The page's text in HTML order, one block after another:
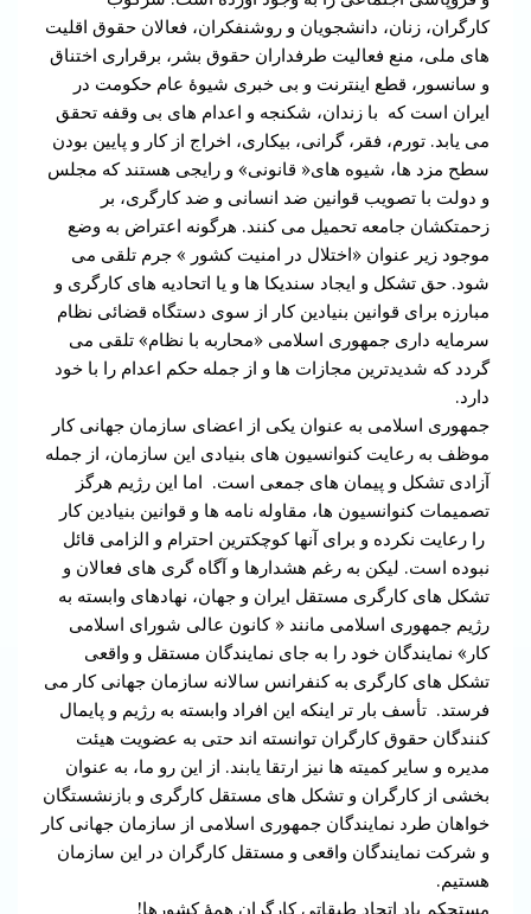
کارگران، زنان، دانشجویان و روشنفکران، فعالان حقوق اقلیت
های ملی، منع فعالیت طرفداران حقوق بشر، برقراری اختناق
و سانسور، قطع اینترنت و بی خبری شیوۀ عام حکومت در
ایران است که با زندان، شکنجه و اعدام های بی وقفه تحقق
می یابد. تورم، فقر، گرانی، بیکاری، اخراج از کار و پایین بودن
سطح مزد ها، شیوه های« قانونی» و رایجی هستند که مجلس
و دولت با تصویب قوانین ضد انسانی و ضد کارگری، بر
زحمتکشان جامعه تحمیل می کنند. هرگونه اعتراض به وضع
موجود زیر عنوان «اختلال در امنیت کشور » جرم تلقی می
شود. حق تشکل و ایجاد سندیکا ها و یا اتحادیه های کارگری و
مبارزه برای قوانین بنیادین کار از سوی دستگاه قضائی نظام
سرمایه داری جمهوری اسلامی «محاربه با نظام» تلقی می
گردد که شدیدترین مجازات ها و از جمله حکم اعدام را با خود
دارد.
جمهوری اسلامی به عنوان یکی از اعضای سازمان جهانی کار
موظف به رعایت کنوانسیون های بنیادی این سازمان، از جمله
آزادی تشکل و پیمان های جمعی است. اما این رژیم هرگز
تصمیمات کنوانسیون ها، مقاوله نامه ها و قوانین بنیادین کار
را رعایت نکرده و برای آنها کوچکترین احترام و الزامی قائل
نبوده است. لیکن به رغم هشدارها و آگاه گری های فعالان و
تشکل های کارگری مستقل ایران و جهان، نهادهای وابسته به
رژیم جمهوری اسلامی مانند « کانون عالی شورای اسلامی
کار» نمایندگان خود را به جای نمایندگان مستقل و واقعی
تشکل های کارگری به کنفرانس سالانه سازمان جهانی کار می
فرستد. تأسف بار تر اینکه این افراد وابسته به رژیم و پایمال
کنندگان حقوق کارگران توانسته اند حتی به عضویت هیئت
مدیره و سایر کمیته ها نیز ارتقا یابند. از این رو ما، به عنوان
بخشی از کارگران و تشکل های مستقل کارگری و بازنشستگان
خواهان طرد نمایندگان جمهوری اسلامی از سازمان جهانی کار
و شرکت نمایندگان واقعی و مستقل کارگران در این سازمان
هستیم.
مستحکم باد اتحاد طبقاتی کارگران همۀ کشورها!